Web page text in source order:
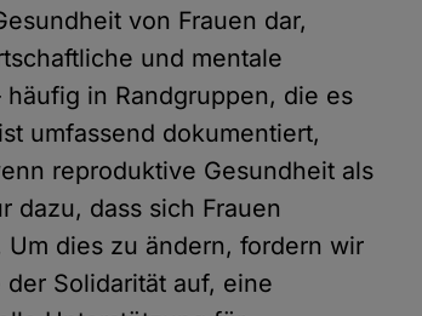
von Frauen dar,
und mentale
in Randgruppen, die es
umfassend dokumentiert,
reproduktive Gesundheit als
dazu, dass sich Frauen
dies zu ändern, fordern wir
Solidarität auf, eine